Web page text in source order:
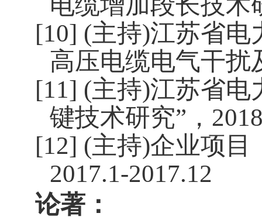
[10] (主持)江苏省电
高压电缆电气干扰
[11] (主持)江苏省电
键技术研究”，
[12] (主持)企业项目
2017.1-2017.12
论著：